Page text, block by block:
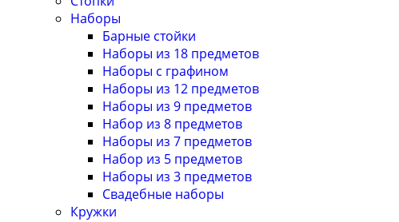
Наборы
Барные стойки
Наборы из 18 предметов
Наборы с графином
Наборы из 12 предметов
Наборы из 9 предметов
Набор из 8 предметов
Наборы из 7 предметов
Набор из 5 предметов
Наборы из 3 предметов
Свадебные наборы
Кружки